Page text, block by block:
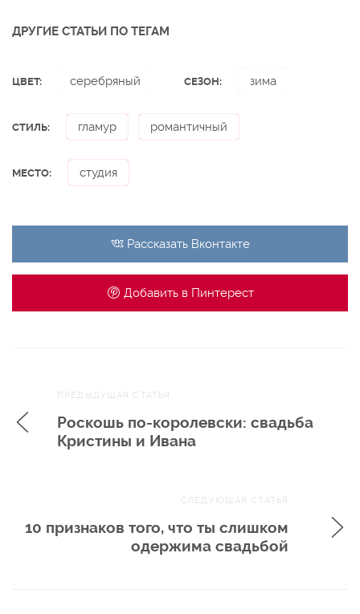
ДРУГИЕ СТАТЬИ ПО ТЕГАМ
ЦВЕТ: серебряный СЕЗОН: зима
СТИЛЬ: гламур романтичный
МЕСТО: студия
Рассказать Вконтакте
Добавить в Пинтерест
НавигацияПРЕДЫДУЩАЯ СТАТЬЯ
Роскошь по-королевски: свадьба
Кристины и Ивана
СЛЕДУЮЩАЯ СТАТЬЯ
10 признаков того, что ты слишком
одержима свадьбой